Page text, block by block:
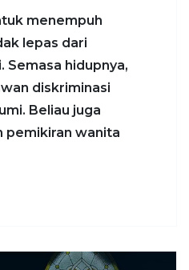
menempuh
lepas dari
Semasa hidupnya,
diskriminasi
Beliau juga
pemikiran wanita